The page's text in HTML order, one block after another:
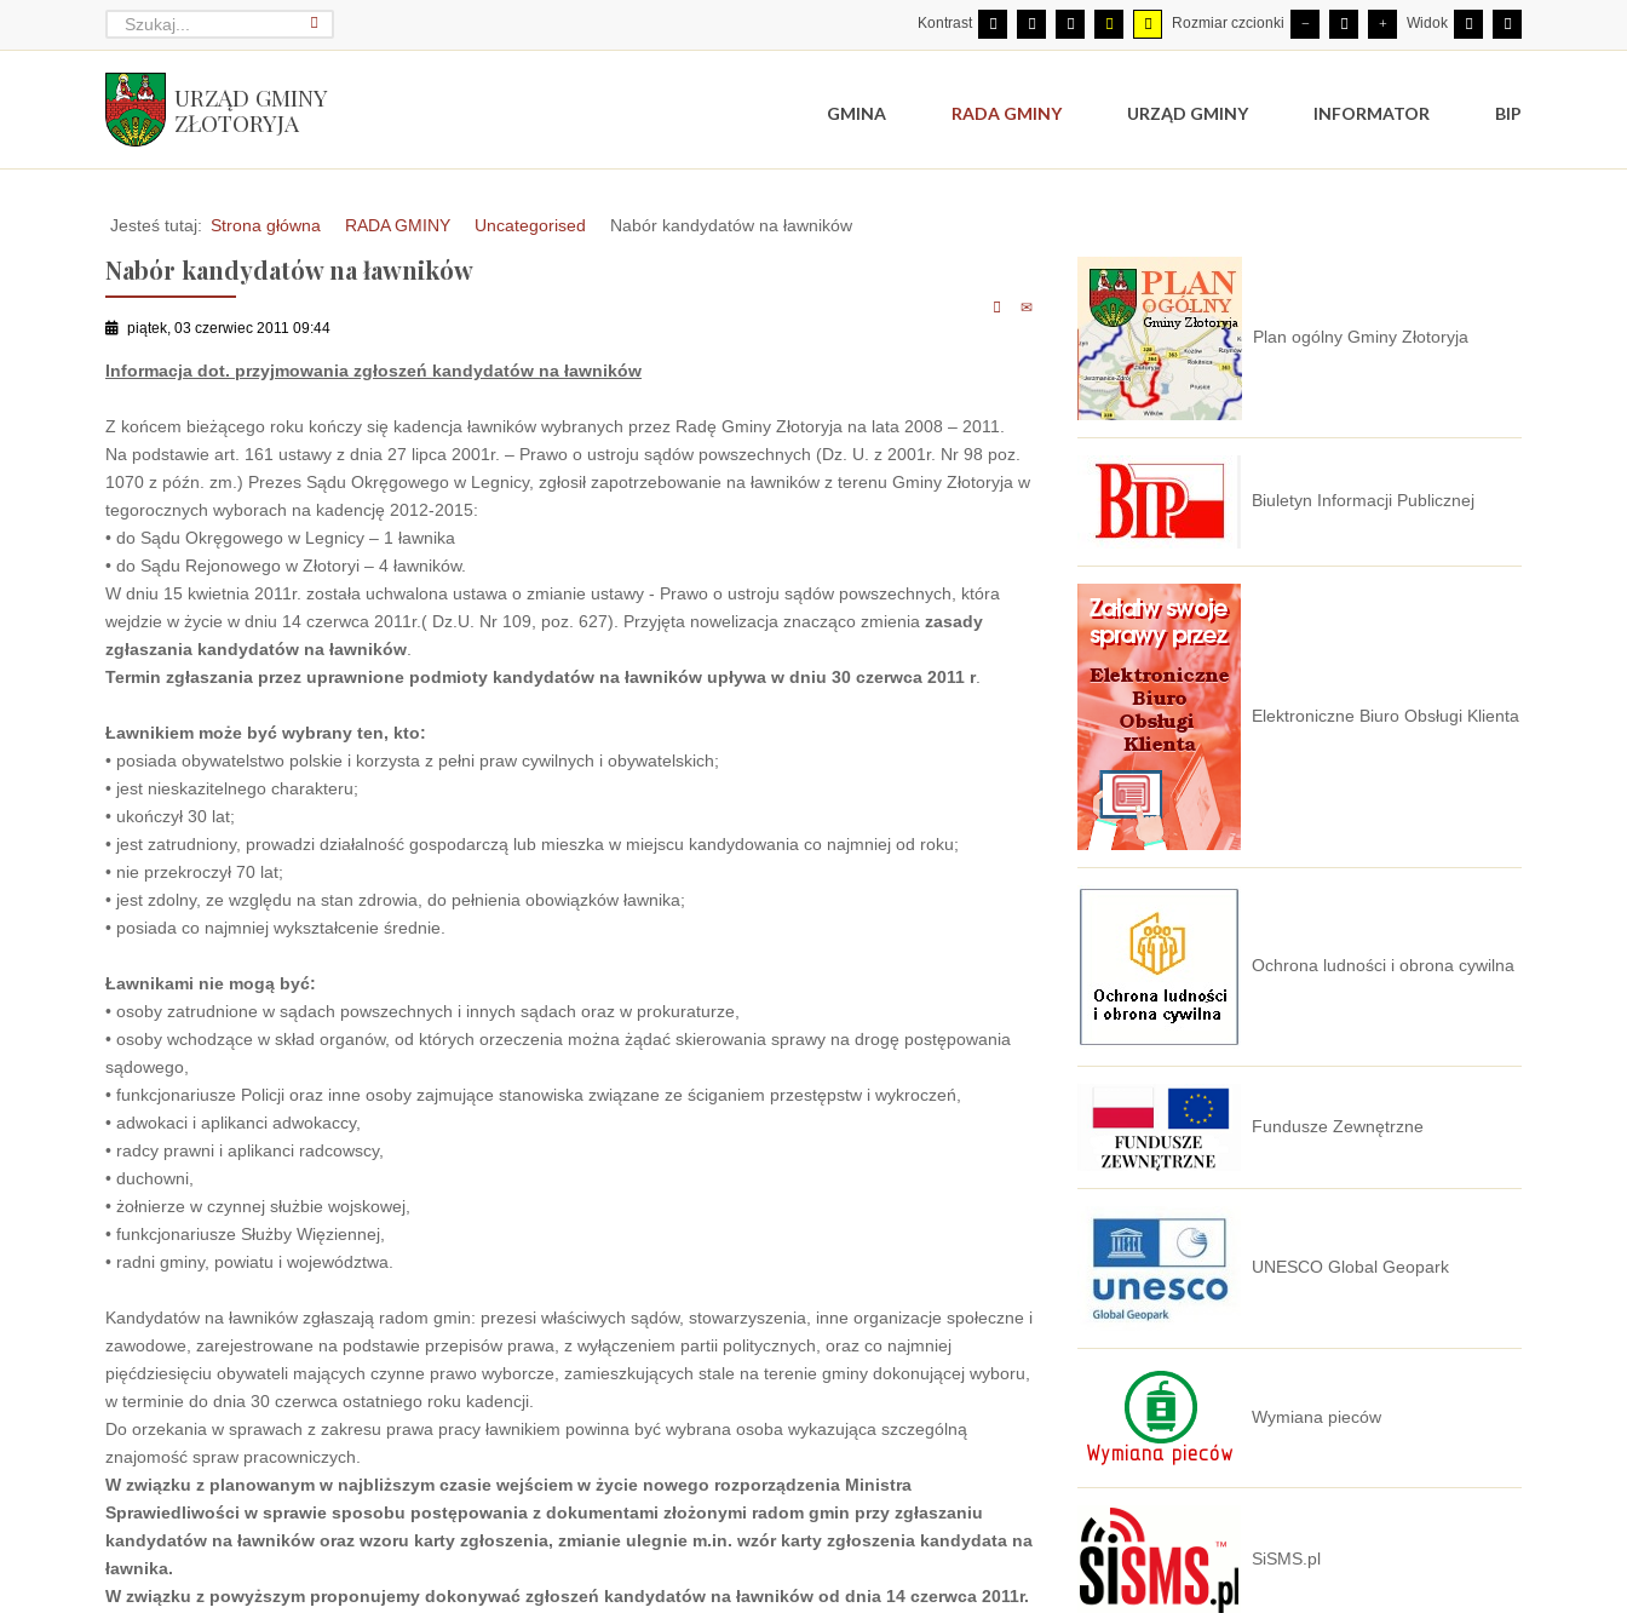
Kontrast Rozmiar czcionki Widok
URZĄD GMINY
ZŁOTORYJA
GMINA RADA GMINY URZĄD GMINY INFORMATOR BIP
Jesteś tutaj: Strona główna RADA GMINY Uncategorised Nabór kandydatów na ławników
Nabór kandydatów na ławników
piątek, 03 czerwiec 2011 09:44
Informacja dot. przyjmowania zgłoszeń kandydatów na ławników
Z końcem bieżącego roku kończy się kadencja ławników wybranych przez Radę Gminy Złotoryja na lata 2008 – 2011.
Na podstawie art. 161 ustawy z dnia 27 lipca 2001r. – Prawo o ustroju sądów powszechnych (Dz. U. z 2001r. Nr 98 poz.
1070 z późn. zm.) Prezes Sądu Okręgowego w Legnicy, zgłosił zapotrzebowanie na ławników z terenu Gminy Złotoryja w
tegorocznych wyborach na kadencję 2012-2015:
• do Sądu Okręgowego w Legnicy – 1 ławnika
• do Sądu Rejonowego w Złotoryi – 4 ławników.
W dniu 15 kwietnia 2011r. została uchwalona ustawa o zmianie ustawy - Prawo o ustroju sądów powszechnych, która
wejdzie w życie w dniu 14 czerwca 2011r.( Dz.U. Nr 109, poz. 627). Przyjęta nowelizacja znacząco zmienia zasady
zgłaszania kandydatów na ławników
Termin zgłaszania przez uprawnione podmioty kandydatów na ławników upływa w dniu 30 czerwca 2011 r.
Ławnikiem może być wybrany ten, kto:
• posiada obywatelstwo polskie i korzysta z pełni praw cywilnych i obywatelskich;
• jest nieskazitelnego charakteru;
• ukończył 30 lat;
• jest zatrudniony, prowadzi działalność gospodarczą lub mieszka w miejscu kandydowania co najmniej od roku;
• nie przekroczył 70 lat;
• jest zdolny, ze względu na stan zdrowia, do pełnienia obowiązków ławnika;
• posiada co najmniej wykształcenie średnie.
Ławnikami nie mogą być:
• osoby zatrudnione w sądach powszechnych i innych sądach oraz w prokuraturze,
• osoby wchodzące w skład organów, od których orzeczenia można żądać skierowania sprawy na drogę postępowania
sądowego,
• funkcjonariusze Policji oraz inne osoby zajmujące stanowiska związane ze ściganiem przestępstw i wykroczeń,
• adwokaci i aplikanci adwokaccy,
• radcy prawni i aplikanci radcowscy,
• duchowni,
• żołnierze w czynnej służbie wojskowej,
• funkcjonariusze Służby Więziennej,
• radni gminy, powiatu i województwa.
Kandydatów na ławników zgłaszają radom gmin: prezesi właściwych sądów, stowarzyszenia, inne organizacje społeczne i
zawodowe, zarejestrowane na podstawie przepisów prawa, z wyłączeniem partii politycznych, oraz co najmniej
pięćdziesięciu obywateli mających czynne prawo wyborcze, zamieszkujących stale na terenie gminy dokonującej wyboru,
w terminie do dnia 30 czerwca ostatniego roku kadencji.
Do orzekania w sprawach z zakresu prawa pracy ławnikiem powinna być wybrana osoba wykazująca szczególną
znajomość spraw pracowniczych.
W związku z planowanym w najbliższym czasie wejściem w życie nowego rozporządzenia Ministra
Sprawiedliwości w sprawie sposobu postępowania z dokumentami złożonymi radom gmin przy zgłaszaniu
kandydatów na ławników oraz wzoru karty zgłoszenia, zmianie ulegnie m.in. wzór karty zgłoszenia kandydata na
ławnika.
W związku z powyższym proponujemy dokonywać zgłoszeń kandydatów na ławników od dnia 14 czerwca 2011r.
Plan ogólny Gminy Złotoryja
Biuletyn Informacji Publicznej
Elektroniczne Biuro Obsługi Klienta
Ochrona ludności i obrona cywilna
Fundusze Zewnętrzne
UNESCO Global Geopark
Wymiana pieców
SiSMS.pl